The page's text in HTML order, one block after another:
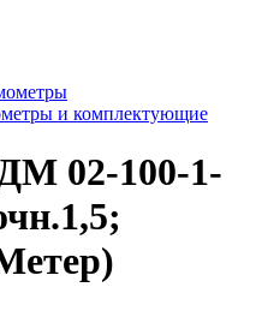
и комплектующие
02-100-1-